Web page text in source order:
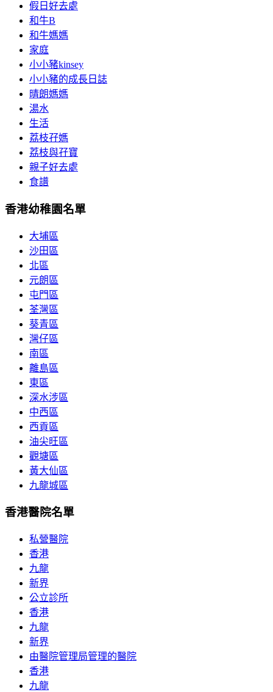
假日好去處
和牛B
和牛媽媽
家庭
小小豬kinsey
小小豬的成長日誌
晴朗媽媽
湯水
生活
荔枝孖媽
荔枝與孖寶
親子好去處
食譜
香港幼稚園名單
大埔區
沙田區
北區
元朗區
屯門區
荃灣區
葵青區
灣仔區
南區
離島區
東區
深水涉區
中西區
西貢區
油尖旺區
觀塘區
黃大仙區
九龍城區
香港醫院名單
私營醫院
香港
九龍
新界
公立診所
香港
九龍
新界
由醫院管理局管理的醫院
香港
九龍